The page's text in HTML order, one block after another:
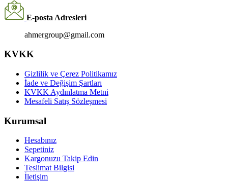
E-posta Adresleri
ahmergroup@gmail.com
KVKK
Gizlilik ve Çerez Politikamız
İade ve Değişim Şartları
KVKK Aydınlatma Metni
Mesafeli Satış Sözleşmesi
Kurumsal
Hesabınız
Sepetiniz
Kargonuzu Takip Edin
Teslimat Bilgisi
İletişim